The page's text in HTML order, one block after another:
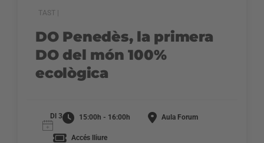
TAST |
DO Penedès, la primera
DO del món 100%
ecològica
Dl 3 15:00h - 16:00h Aula Forum
Accés lliure